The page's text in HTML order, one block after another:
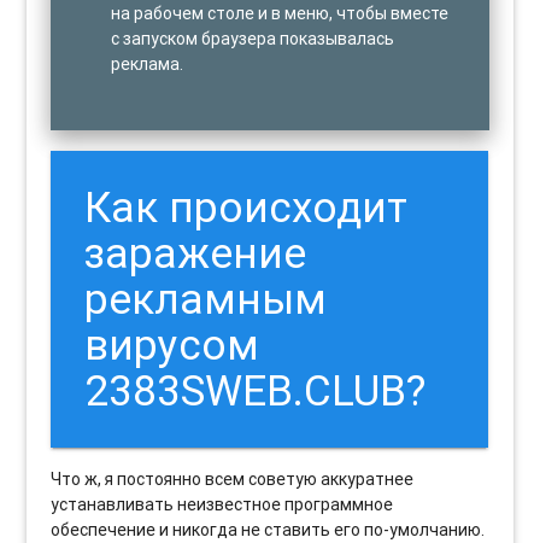
на рабочем столе и в меню, чтобы вместе
с запуском браузера показывалась
реклама.
Как происходит
заражение
рекламным
вирусом
2383SWEB.CLUB?
Что ж, я постоянно всем советую аккуратнее
устанавливать неизвестное программное
обеспечение и никогда не ставить его по-умолчанию.